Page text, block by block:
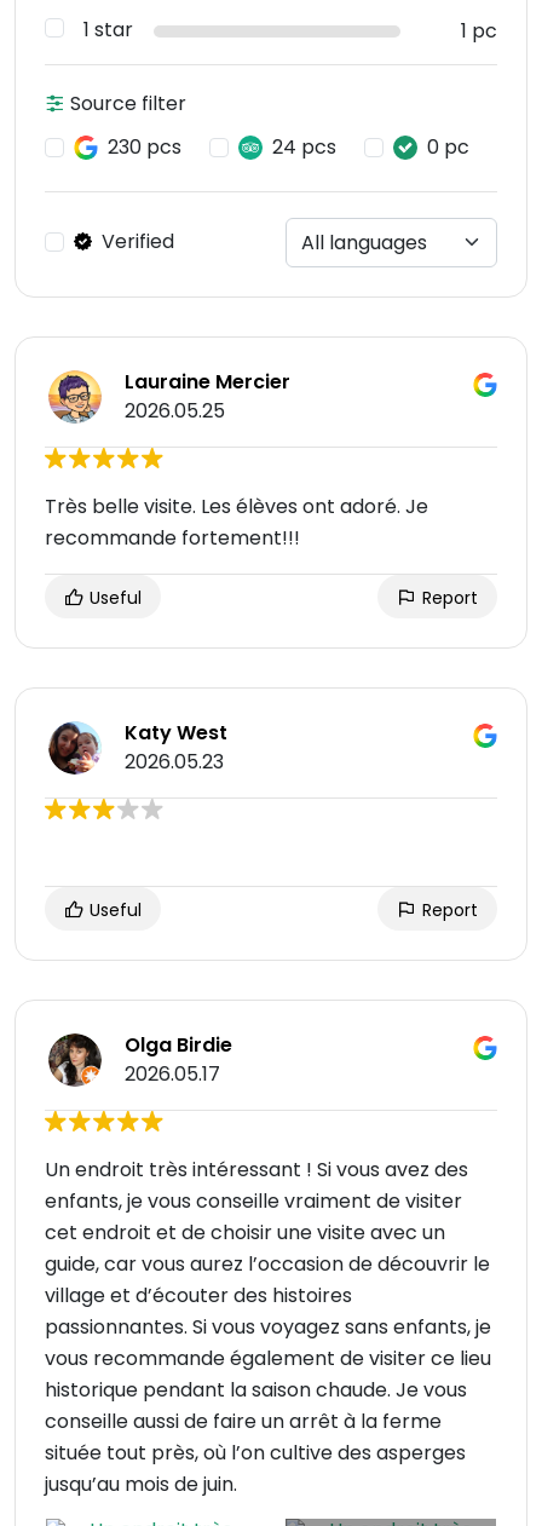
1 star
1 pc
Source filter
230 pcs
24 pcs 0 pc
Verified
Lauraine Mercier
2026.05.25
Très belle visite. Les élèves ont adoré. Je
recommande fortement!!!
Useful Report
Katy West
2026.05.23
Useful Report
Olga Birdie
2026.05.17
Un endroit très intéressant ! Si vous avez des
enfants, je vous conseille vraiment de visiter
cet endroit et de choisir une visite avec un
guide, car vous aurez l’occasion de découvrir le
village et d’écouter des histoires
passionnantes. Si vous voyagez sans enfants, je
vous recommande également de visiter ce lieu
historique pendant la saison chaude. Je vous
conseille aussi de faire un arrêt à la ferme
située tout près, où l’on cultive des asperges
jusqu’au mois de juin.